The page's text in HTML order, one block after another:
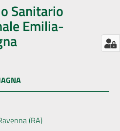
Sanitario
Emilia-
(RA)